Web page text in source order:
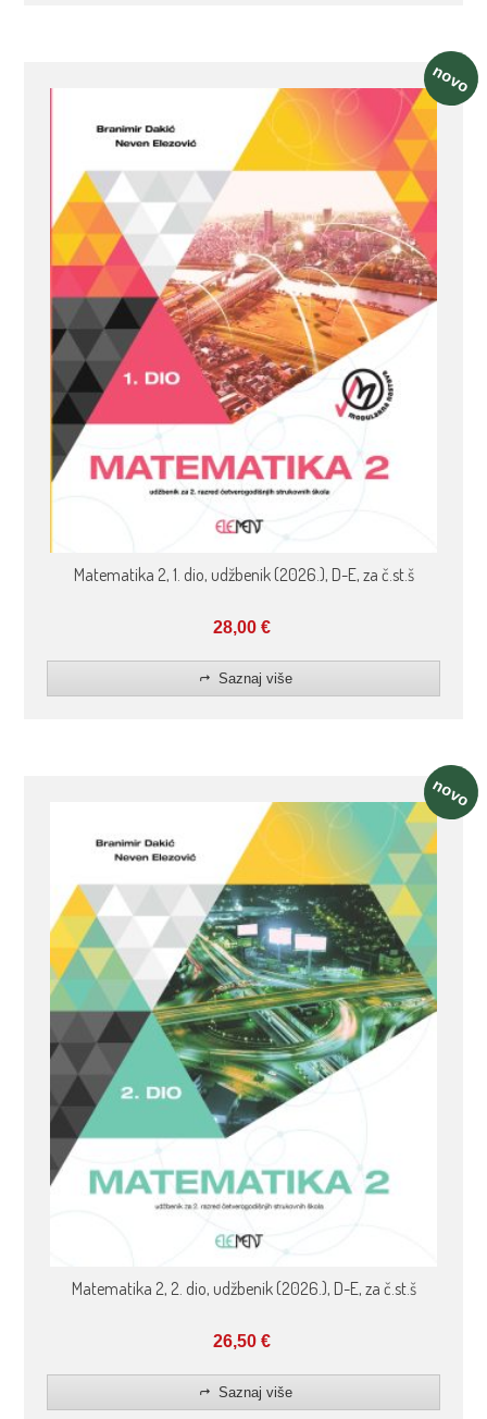
novo
Matematika 2, 1. dio, udžbenik (2026.), D-E, za č.st.š
28,00 €
Saznaj više
novo
Matematika 2, 2. dio, udžbenik (2026.), D-E, za č.st.š
26,50 €
Saznaj više